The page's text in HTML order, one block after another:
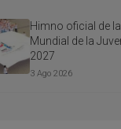
Himno oficial de
Mundial de la
2027
3 Ago 2026